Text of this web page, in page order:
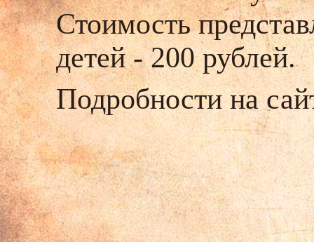
Стоимость
детей - 200 рублей.
Подробности на